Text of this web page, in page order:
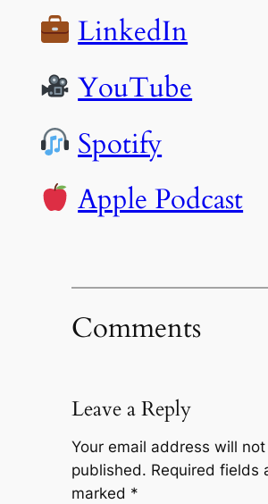
LinkedIn
YouTube
Spotify
Apple Podcast
Comments
Leave a Reply
Your email address will
published. Required fields
marked *